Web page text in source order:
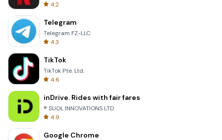
4.2
Telegram
Telegram FZ-LLC
4.3
TikTok
TikTok Pte. Ltd.
4.6
inDrive. Rides with fair fares
® SUOL INNOVATIONS LTD
4.9
Google Chrome